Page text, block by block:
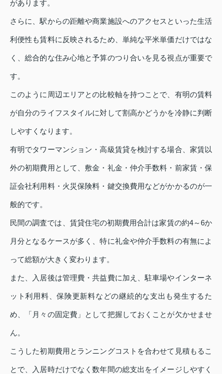
があります。
さらに、駅からの距離や商業施設へのアクセスといった生活
利便性も賃料に反映されるため、単純な平米単価だけではな
く、総合的な住み心地と予算のつり合いを見る視点が重要で
す。
このように周辺エリアとの比較軸を持つことで、有明の賃料
が自分のライフスタイルに対して割高かどうかを冷静に判断
しやすくなります。
有明でタワーマンション・高級賃貸を検討する場合、家賃以
外の初期費用として、敷金・礼金・仲介手数料・前家賃・保
証会社利用料・火災保険料・鍵交換費用などがかかるのが一
般的です。
民間の調査では、賃貸住宅の初期費用合計は家賃の約4～6か
月分となるケースが多く、特に礼金や仲介手数料の有無によ
って総額が大きく変わります。
また、入居後は管理費・共益費に加え、駐車場やインターネ
ット利用料、保険更新料などの継続的な支出も発生するた
め、「月々の固定費」として把握しておくことが欠かせませ
ん。
こうした初期費用とランニングコストを合わせて見積もるこ
とで、入居時だけでなく数年間の総支出をイメージしやすく